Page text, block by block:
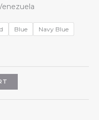
Blue
Navy Blue